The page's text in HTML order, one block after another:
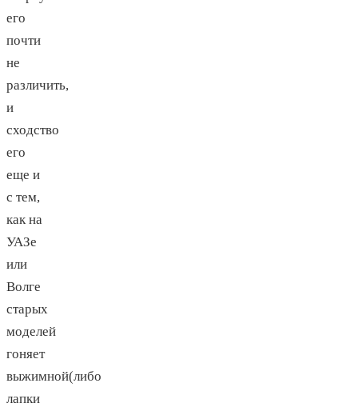
его
почти
не
различить,
и
сходство
его
еще и
с тем,
как на
УАЗе
или
Волге
старых
моделей
гоняет
выжимной(либо
лапки